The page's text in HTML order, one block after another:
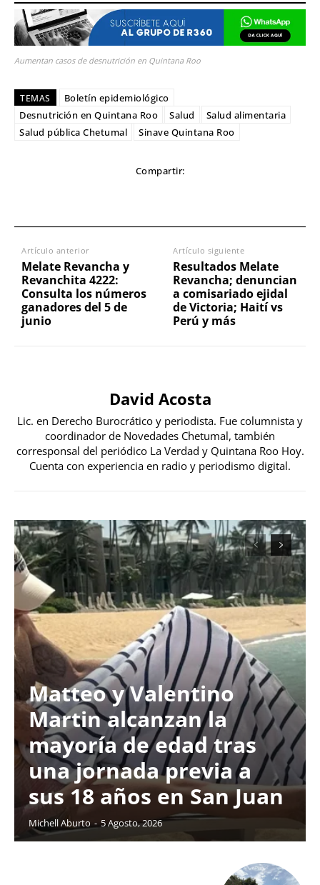
Aumentan casos de desnutrición en Quintana Roo
TEMAS
Boletín epidemiológico
Desnutrición en Quintana Roo
Salud
Salud alimentaria
Salud pública Chetumal
Sinave Quintana Roo
Compartir:
Artículo anterior
Melate Revancha y
Revanchita 4222:
Consulta los números
ganadores del 5 de
junio
Artículo siguiente
Resultados Melate
Revancha; denuncian
a comisariado ejidal
de Victoria; Haití vs
Perú y más
David Acosta
Lic. en Derecho Burocrático y periodista. Fue columnista y
coordinador de Novedades Chetumal, también
corresponsal del periódico La Verdad y Quintana Roo Hoy.
Cuenta con experiencia en radio y periodismo digital.
Matteo y Valentino
Martin alcanzan la
mayoría de edad tras
una jornada previa a
sus 18 años en San Juan
Michell Aburto - 5 Agosto, 2026